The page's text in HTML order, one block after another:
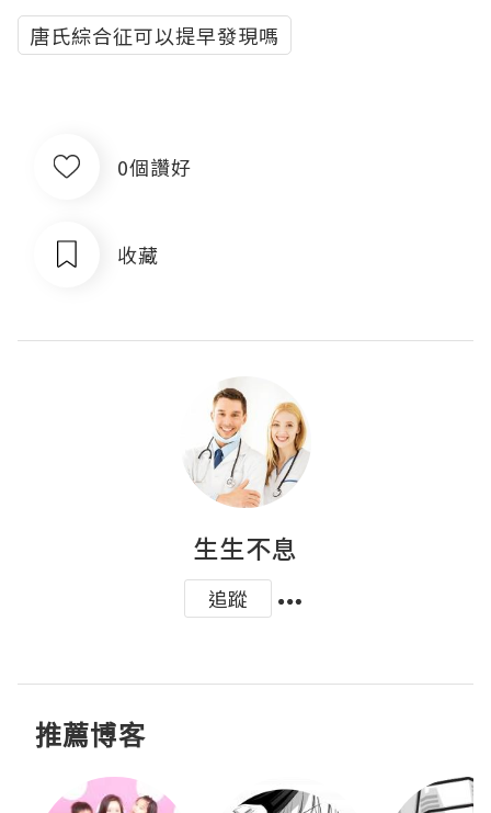
唐氏綜合征可以提早發現嗎
0個讚好
收藏
生生不息
追蹤
推薦博客